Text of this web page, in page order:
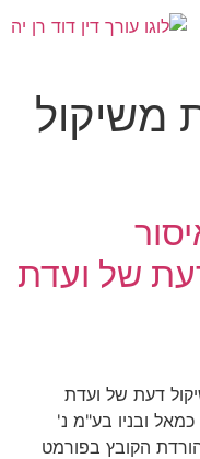
משיקול
של ועדת
דעת של ועדת
ה"פ 2776-09-17 נדים כמאל ובניו בע"מ נ'
הקובץ בפורמט